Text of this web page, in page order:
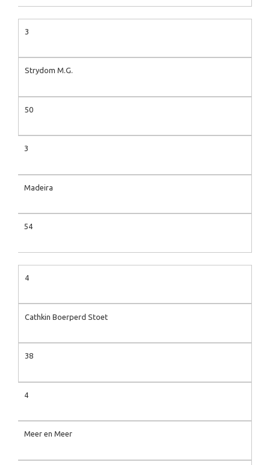
3
Strydom M.G.
50
3
Madeira
54
4
Cathkin Boerperd Stoet
38
4
Meer en Meer